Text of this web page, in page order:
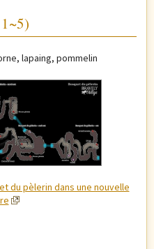
lapaing, pommelin
du pèlerin dans une nouvelle